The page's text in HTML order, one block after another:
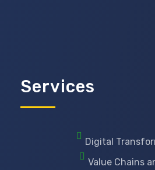
Services
Digital
Value Chains